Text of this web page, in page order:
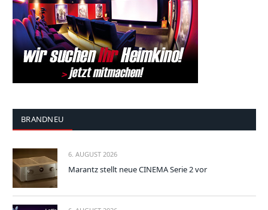
BRANDNEU
6. AUGUST 2026
Marantz stellt neue CINEMA Serie 2 vor